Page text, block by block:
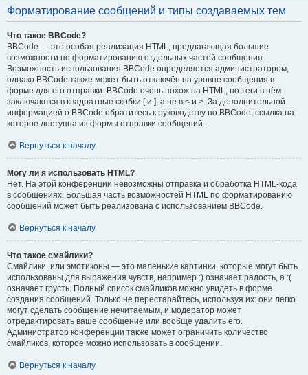
Форматирование сообщений и типы создаваемых тем
Что такое BBCode?
BBCode — это особая реализация HTML, предлагающая большие
возможности по форматированию отдельных частей сообщения.
Возможность использования BBCode определяется администратором,
однако BBCode также может быть отключён на уровне сообщения в
форме для его отправки. BBCode очень похож на HTML, но теги в нём
заключаются в квадратные скобки [ и ], а не в < и >. За дополнительной
информацией о BBCode обратитесь к руководству по BBCode, ссылка на
которое доступна из формы отправки сообщений.
Вернуться к началу
Могу ли я использовать HTML?
Нет. На этой конференции невозможны отправка и обработка HTML-кода
в сообщениях. Большая часть возможностей HTML по форматированию
сообщений может быть реализована с использованием BBCode.
Вернуться к началу
Что такое смайлики?
Смайлики, или эмотиконы — это маленькие картинки, которые могут быть
использованы для выражения чувств, например :) означает радость, а :(
означает грусть. Полный список смайликов можно увидеть в форме
создания сообщений. Только не перестарайтесь, используя их: они легко
могут сделать сообщение нечитаемым, и модератор может
отредактировать ваше сообщение или вообще удалить его.
Администратор конференции также может ограничить количество
смайликов, которое можно использовать в сообщении.
Вернуться к началу